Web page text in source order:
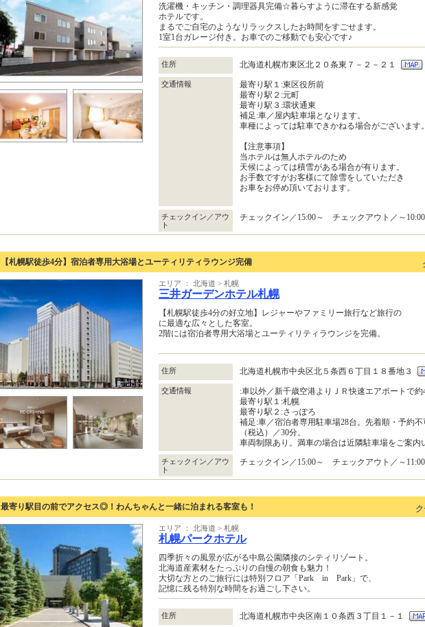
洗濯機・キッチン・調理器具完備☆暮らすように滞在する新感覚
ホテルです。
まるでご自宅のようなリラックスしたお時間をすごせます。
1室1台ガレージ付き。お車でのご移動でも安心です♪
住所 北海道札幌市東区北２０条東７－２－２１
交通情報
最寄り駅１:東区役所前
最寄り駅２:元町
最寄り駅３:環状通東
補足:車／屋内駐車場となります。
車種によっては駐車できかねる場合がございます。
【注意事項】
当ホテルは無人ホテルのため
天候によっては積雪がある場合が有ります。
お手数ですがお客様にて除雪をしていただき
お車をお停め頂いております。
チェックイン／アウ
ト
チェックイン／15:00～ チェックアウト／～10:00
【札幌駅徒歩4分】宿泊者専用大浴場とユーティリティラウンジ完備
エリア ： 北海道 > 札幌
三井ガーデンホテル札幌
【札幌駅徒歩4分の好立地】レジャーやファミリー旅行など旅行の
に最適な広々とした客室。
2階には宿泊者専用大浴場とユーティリティラウンジを完備。
住所 北海道札幌市中央区北５条西６丁目１８番地３
交通情報
:車以外／新千歳空港よりＪＲ快速エアポートで約
最寄り駅１:札幌
最寄り駅２:さっぽろ
補足:車／宿泊者専用駐車場28台。先着順・予約
（税込）／30分。
車両制限あり。満車の場合は近隣駐車場をご案内
チェックイン／アウ
ト
チェックイン／15:00～ チェックアウト／～11:00
最寄り駅目の前でアクセス◎！わんちゃんと一緒に泊まれる客室も！
エリア ： 北海道 > 札幌
札幌パークホテル
四季折々の風景が広がる中島公園隣接のシティリゾート。
北海道産素材をたっぷりの自慢の朝食も魅力！
大切な方とのご旅行には特別フロア「Park in Park」で、
記憶に残る特別な時間をお過ごし下さい。
住所 北海道札幌市中央区南１０条西３丁目１－１